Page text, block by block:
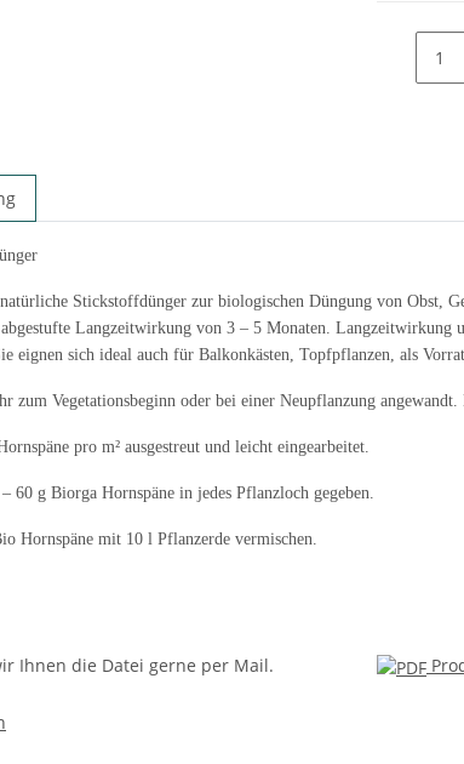
Stickstoffdünger zur biologischen Düngung von Obst,
Langzeitwirkung von 3 – 5 Monaten. Langzeitwirkung
eignen sich ideal auch für Balkonkästen, Topfpflanzen, als
zum Vegetationsbeginn oder bei einer Neupflanzung
pro m² ausgestreut und leicht eingearbeitet.
– 60 g Biorga Hornspäne in jedes Pflanzloch gegeben.
Hornspäne mit 10 l Pflanzerde vermischen.
Ihnen die Datei gerne per Mail.